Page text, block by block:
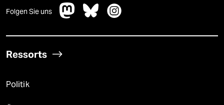
Folgen Sie uns
Ressorts
Politik